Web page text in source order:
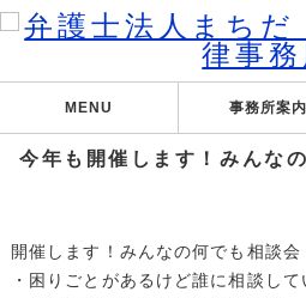
MENU 事務所案内
今年も開催します！みんな
開催します！みんなの何でも相談会
・困りごとがあるけど誰に相談し